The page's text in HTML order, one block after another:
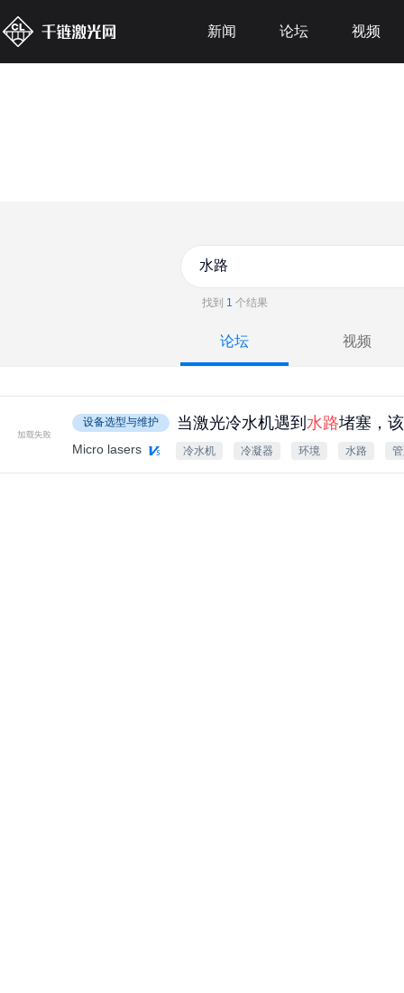
新闻 论坛 视频
找到 1 个结果
论坛 视频
设备选型与维护 当激光冷水机遇到 水路堵塞，
Micro lasers 冷水机 冷凝器 环境 水路